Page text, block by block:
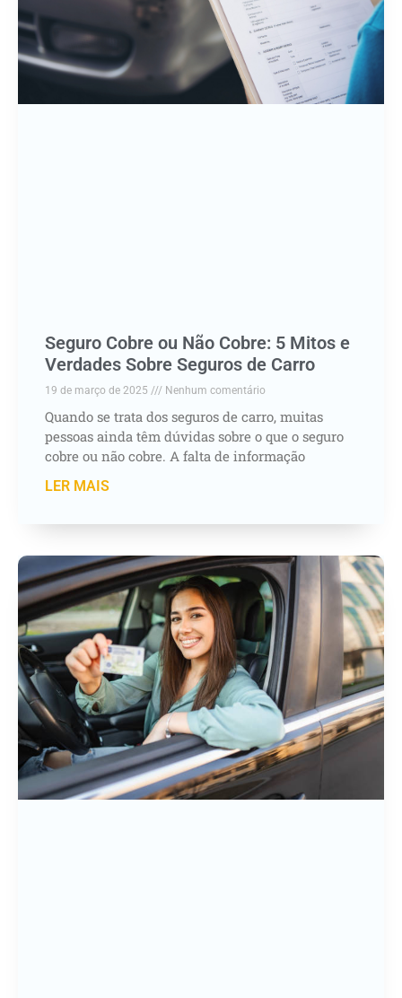
Seguro Cobre ou Não Cobre: 5 Mitos e
Verdades Sobre Seguros de Carro
19 de março de 2025 Nenhum comentário
Quando se trata dos seguros de carro, muitas
pessoas ainda têm dúvidas sobre o que o seguro
cobre ou não cobre. A falta de informação
LER MAIS